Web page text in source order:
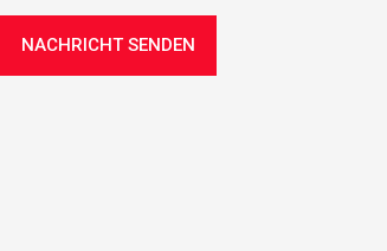
NACHRICHT SENDEN